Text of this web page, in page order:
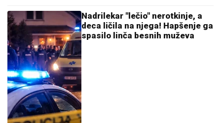
Nadrilekar "lečio" nerotkinje, a
deca ličila na njega! Hapšenje ga
spasilo linča besnih muževa